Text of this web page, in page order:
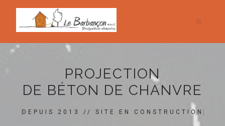
PROJECTION
DE BÉTON DE CHANVRE
DEPUIS 2013 // SITE EN CONSTRUCTION